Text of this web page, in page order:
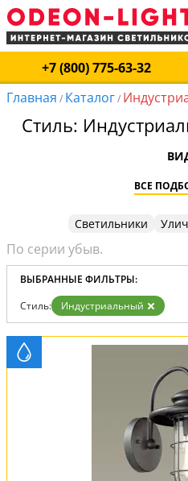
+7 (800) 775-63-32
Главная / Каталог/
Стиль:
ВСЕ
Светильники
ВЫБРАННЫЕ ФИЛЬТРЫ:
Стиль: Индустриальный